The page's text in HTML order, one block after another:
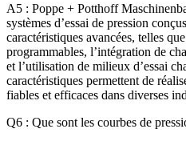
A5 : Poppe + Potthoff
systèmes d’essai de pression
caractéristiques avancées, telles
programmables, l’intégration de
et l’utilisation de milieux d’essai
caractéristiques permettent de
fiables et efficaces dans diverses
Q6 : Que sont les courbes de